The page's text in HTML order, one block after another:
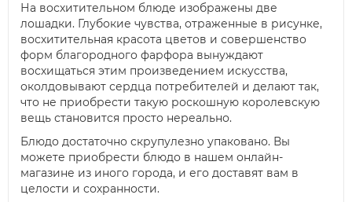
На восхитительном блюде изображены две
лошадки. Глубокие чувства, отраженные в рисунке,
восхитительная красота цветов и совершенство
форм благородного фарфора вынуждают
восхищаться этим произведением искусства,
околдовывают сердца потребителей и делают так,
что не приобрести такую роскошную королевскую
вещь становится просто нереально.
Блюдо достаточно скрупулезно упаковано. Вы
можете приобрести блюдо в нашем онлайн-
магазине из иного города, и его доставят вам в
целости и сохранности.